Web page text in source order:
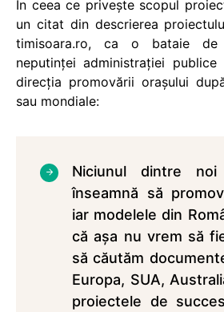
În ceea ce priveşte scopul
un citat din descrierea
timisoara.ro, ca o bataie
neputinţei administraţiei
direcţia promovării oraşului
sau mondiale:
Niciunul dintre
înseamnă să
iar modelele din
că aşa nu vrem să
să căutăm
Europa, SUA,
proiectele de